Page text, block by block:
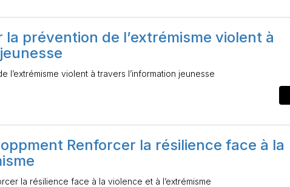
prévention de l’extrémisme violent à
l’extrémisme violent à travers l’information jeunesse
Renforcer la résilience face à la
la résilience face à la violence et à l’extrémisme